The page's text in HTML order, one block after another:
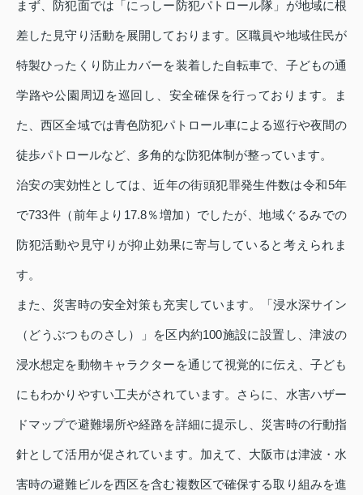
まず、防犯面では「にっしー防犯パトロール隊」が地域に根
差した見守り活動を展開しております。区職員や地域住民が
特製ひったくり防止カバーを装着した自転車で、子どもの通
学路や公園周辺を巡回し、安全確保を行っております。ま
た、西区全域では青色防犯パトロール車による巡行や夜間の
徒歩パトロールなど、多角的な防犯体制が整っています。
治安の実効性としては、近年の街頭犯罪発生件数は令和5年
で733件（前年より17.8％増加）でしたが、地域ぐるみでの
防犯活動や見守りが抑止効果に寄与していると考えられま
す。
また、災害時の安全対策も充実しています。「浸水深サイン
（どうぶつものさし）」を区内約100施設に設置し、津波の
浸水想定を動物キャラクターを通じて視覚的に伝え、子ども
にもわかりやすい工夫がされています。さらに、水害ハザー
ドマップで避難場所や経路を詳細に提示し、災害時の行動指
針として活用が促されています。加えて、大阪市は津波・水
害時の避難ビルを西区を含む複数区で確保する取り組みを進